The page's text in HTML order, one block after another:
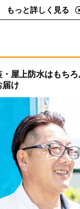
もっと詳しく見る
屋上防水はもち
届け